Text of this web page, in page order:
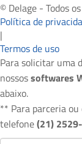
© Delage - Todos
Política de
|
Termos de uso
Para solicitar uma
nossossoftwares
abaixo.
** Para parceria
telefone(21)